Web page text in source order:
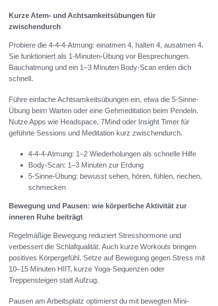
Kurze Atem- und Achtsamkeitsübungen für
zwischendurch
Probiere die 4-4-4-Atmung: einatmen 4, halten 4, ausatmen 4.
Sie funktioniert als 1-Minuten-Übung vor Besprechungen.
Bauchatmung und ein 1–3 Minuten Body-Scan erden dich
schnell.
Führe einfache Achtsamkeitsübungen ein, etwa die 5-Sinne-
Übung beim Warten oder eine Gehmeditation beim Pendeln.
Nutze Apps wie Headspace, 7Mind oder Insight Timer für
geführte Sessions und Meditation kurz zwischendurch.
4-4-4-Atmung: 1–2 Wiederholungen als schnelle Hilfe
Body-Scan: 1–3 Minuten zur Erdung
5-Sinne-Übung: bewusst sehen, hören, fühlen, riechen,
schmecken
Bewegung und Pausen: wie körperliche Aktivität zur
inneren Ruhe beiträgt
Regelmäßige Bewegung reduziert Stresshormone und
verbessert die Schlafqualität. Auch kurze Workouts bringen
positives Körpergefühl. Setze auf Bewegung gegen Stress mit
10–15 Minuten HIIT, kurze Yoga-Sequenzen oder
Treppensteigen statt Aufzug.
Pausen am Arbeitsplatz optimierst du mit bewegten Mini-